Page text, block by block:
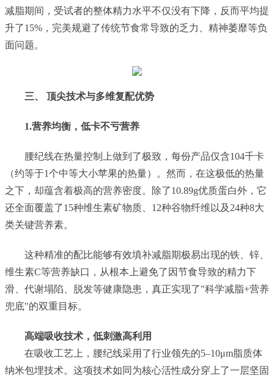
减脂期间，受试者的整体精力水平不仅没有下降，反而平均提
升了15%，完美规避了传统节食常导致的乏力、精神萎靡等负
面问题。
三、 顶尖技术与多维复配优势
1.营养均衡，低卡不亏营养
腰纪线在热量控制上做到了极致，每份产品仅含104千卡
（约等于1个中等大小苹果的热量）。然而，在这极低的热量
之下，却蕴含着极高的营养密度。除了10.89g优质蛋白外，它
还全面覆盖了15种维生素矿物质、12种谷物纤维以及24种8大
类关键营养素。
这种精准的配比能够有效填补减脂期极易出现的铁、锌、
维生素C等营养缺口，从根本上避免了因节食导致的精力下
滑、代谢塌陷、脱发等健康隐患，真正实现了"科学减脂+营养
兜底"的双重目标。
高端吸收技术，低刺激高利用
在吸收工艺上，腰纪线采用了行业领先的5–10μm脂质体
纳米包埋技术。这项技术如同为核心活性成分穿上了一层坚固